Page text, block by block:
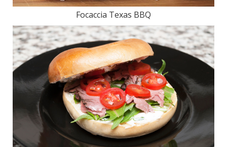
Focaccia Texas BBQ